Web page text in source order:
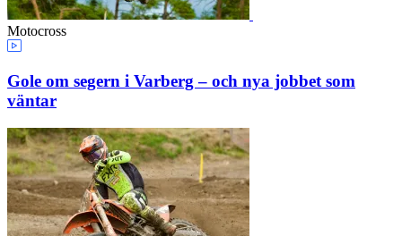
Motocross
Gole om segern i Varberg – och nya jobbet som
väntar